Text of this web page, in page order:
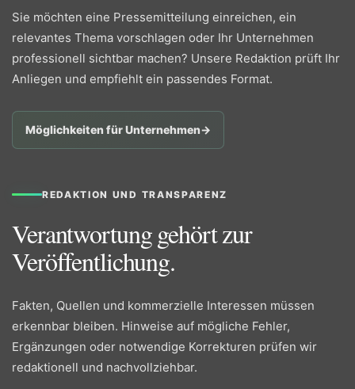
Sie möchten eine Pressemitteilung einreichen, ein
relevantes Thema vorschlagen oder Ihr Unternehmen
professionell sichtbar machen? Unsere Redaktion prüft Ihr
Anliegen und empfiehlt ein passendes Format.
Möglichkeiten für Unternehmen→
REDAKTION UND TRANSPARENZ
Verantwortung gehört zur
Veröffentlichung.
Fakten, Quellen und kommerzielle Interessen müssen
erkennbar bleiben. Hinweise auf mögliche Fehler,
Ergänzungen oder notwendige Korrekturen prüfen wir
redaktionell und nachvollziehbar.